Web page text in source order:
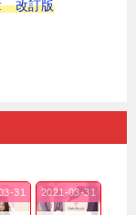
改訂版
31 2021-03-31